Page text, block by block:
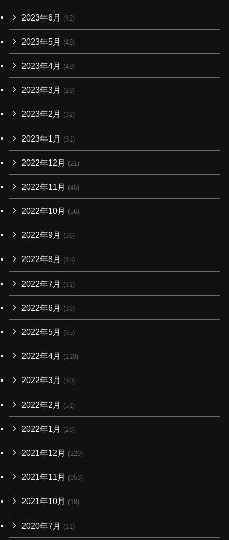
2023年6月 (42)
2023年5月 (48)
2023年4月 (49)
2023年3月 (28)
2023年2月 (32)
2023年1月 (31)
2022年12月 (21)
2022年11月 (45)
2022年10月 (56)
2022年9月 (36)
2022年8月 (48)
2022年7月 (31)
2022年6月 (33)
2022年5月 (65)
2022年4月 (119)
2022年3月 (30)
2022年2月 (51)
2022年1月 (28)
2021年12月 (229)
2021年11月 (853)
2021年10月 (19)
2020年7月 (11)